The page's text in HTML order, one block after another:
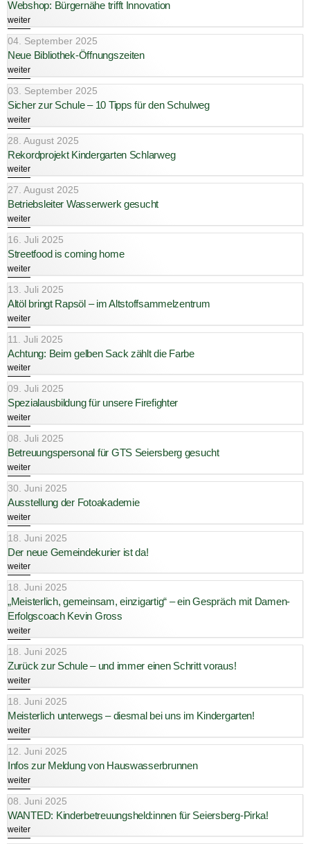
Webshop: Bürgernähe trifft Innovation
weiter
04. September 2025
Neue Bibliothek-Öffnungszeiten
weiter
03. September 2025
Sicher zur Schule – 10 Tipps für den Schulweg
weiter
28. August 2025
Rekordprojekt Kindergarten Schlarweg
weiter
27. August 2025
Betriebsleiter Wasserwerk gesucht
weiter
16. Juli 2025
Streetfood is coming home
weiter
13. Juli 2025
Altöl bringt Rapsöl – im Altstoffsammelzentrum
weiter
11. Juli 2025
Achtung: Beim gelben Sack zählt die Farbe
weiter
09. Juli 2025
Spezialausbildung für unsere Firefighter
weiter
08. Juli 2025
Betreuungspersonal für GTS Seiersberg gesucht
weiter
30. Juni 2025
Ausstellung der Fotoakademie
weiter
18. Juni 2025
Der neue Gemeindekurier ist da!
weiter
18. Juni 2025
„Meisterlich, gemeinsam, einzigartig“ – ein Gespräch mit Damen-
Erfolgscoach Kevin Gross
weiter
18. Juni 2025
Zurück zur Schule – und immer einen Schritt voraus!
weiter
18. Juni 2025
Meisterlich unterwegs – diesmal bei uns im Kindergarten!
weiter
12. Juni 2025
Infos zur Meldung von Hauswasserbrunnen
weiter
08. Juni 2025
WANTED: Kinderbetreuungsheld:innen für Seiersberg-Pirka!
weiter